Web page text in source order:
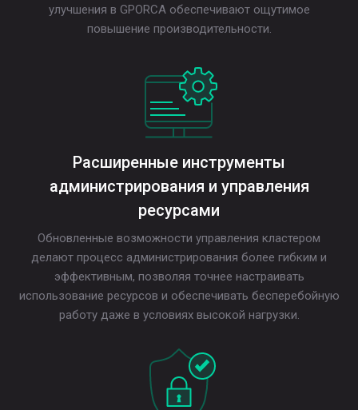
улучшения в GPORCA обеспечивают ощутимое
повышение производительности.
Расширенные инструменты
администрирования и управления
ресурсами
Обновленные возможности управления кластером
делают процесс администрирования более гибким и
эффективным, позволяя точнее настраивать
использование ресурсов и обеспечивать бесперебойную
работу даже в условиях высокой нагрузки.